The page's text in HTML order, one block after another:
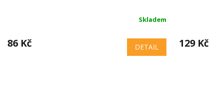
Skladem
86 Kč DETAIL 129 Kč